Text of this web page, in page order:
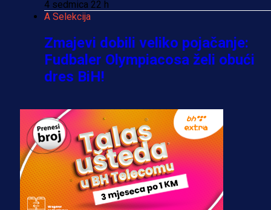
4 sedmica 22 h
A Selekcija
Zmajevi dobili veliko pojačanje:
Fudbaler Olympiacosa želi obući
dres BiH!
Premijer liga BiH
Misimović priveden: SIPA ga tereti
za pranje novca, pretresaju
prostorije FK Borac!
2 sedmica 3 dan